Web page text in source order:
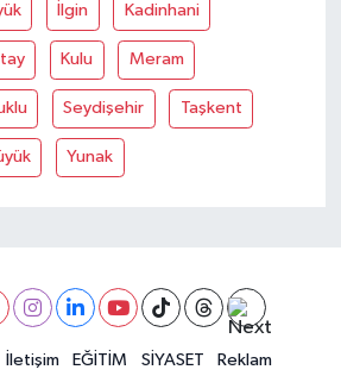
İlgin Kadinhani
Kulu Meram
Seydişehir Taşkent
Yunak
İletişim EĞİTİM SİYASET
Reklam